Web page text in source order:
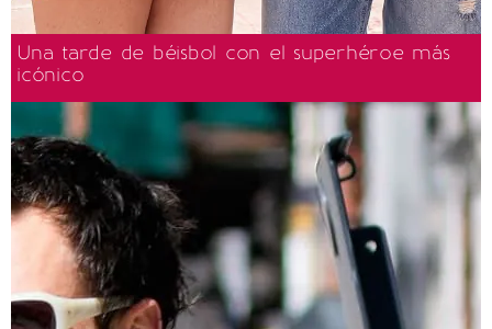
Una tarde de béisbol con el superhéroe más
icónico